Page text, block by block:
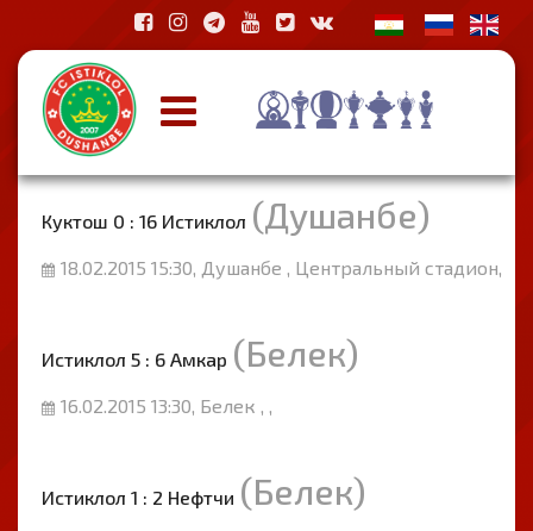
Куктош 0 : 16 Истиклол (Душанбе)
18.02.2015 15:30, Душанбе , Центральный стадион,
Истиклол 5 : 6 Амкар (Белек)
16.02.2015 13:30, Белек , ,
Истиклол 1 : 2 Нефтчи (Белек)